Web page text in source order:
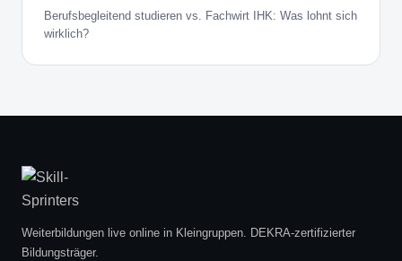
Berufsbegleitend studieren vs. Fachwirt IHK: Was lohnt sich
wirklich?
Weiterbildungen live online in Kleingruppen. DEKRA-zertifizierter
Bildungsträger.